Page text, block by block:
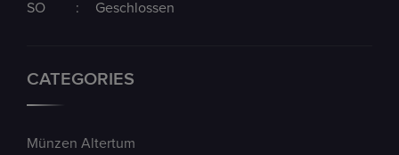
SO : Geschlossen
CATEGORIES
Münzen Altertum